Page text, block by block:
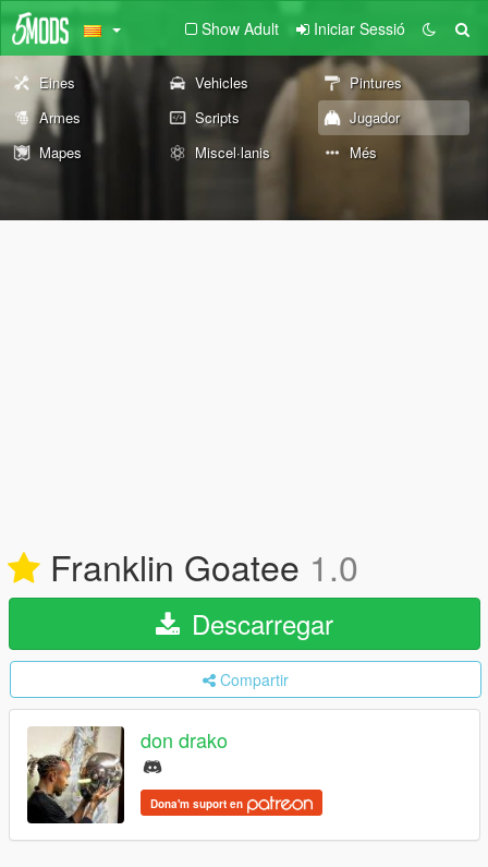
Show Adult Iniciar Sessió
Eines Vehicles
Pintures
Armes
Scripts
Jugador
Mapes
Miscel·lanis Més
Franklin Goatee 1.0
Descarregar
Compartir
don drako
Dona'm suport en